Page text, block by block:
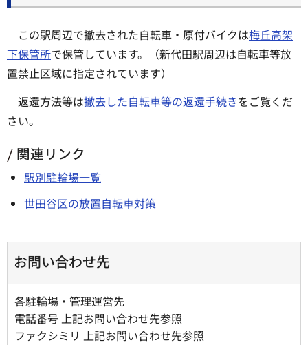
この駅周辺で撤去された自転車・原付バイクは梅丘高架
下保管所で保管しています。（新代田駅周辺は自転車等放
置禁止区域に指定されています）
返還方法等は撤去した自転車等の返還手続きをご覧くだ
さい。
関連リンク
駅別駐輪場一覧
世田谷区の放置自転車対策
お問い合わせ先
各駐輪場・管理運営先
電話番号 上記お問い合わせ先参照
ファクシミリ 上記お問い合わせ先参照